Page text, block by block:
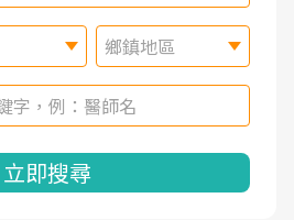
鄉鎮地區
立即搜尋